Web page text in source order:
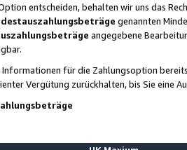
entscheiden, behalten wir uns das
genannten
angegebene
für die Zahlungsoption
Vergütung zurückhalten, bis Sie